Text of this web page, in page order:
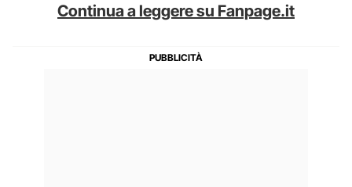
Continua a leggere su Fanpage.it